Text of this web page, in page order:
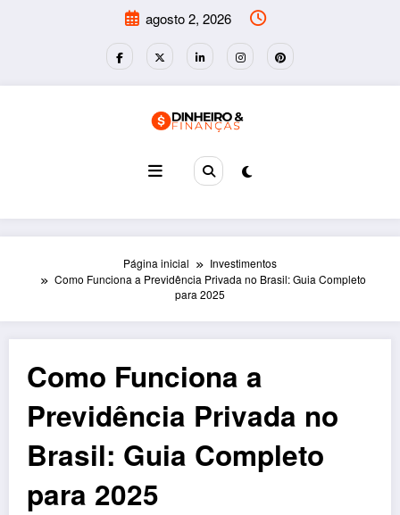
agosto 2, 2026
Página inicial
Investimentos
Como Funciona a Previdência Privada no Brasil: Guia Completo
para 2025
Como Funciona a
Previdência Privada no
Brasil: Guia Completo
para 2025